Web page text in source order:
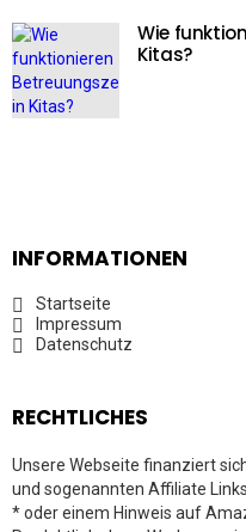
Wie
Kitas?
INFORMATIONEN
Startseite
Impressum
Datenschutz
RECHTLICHES
Unsere Webseite finanziert
und sogenannten Affiliate
* oder einem Hinweis auf